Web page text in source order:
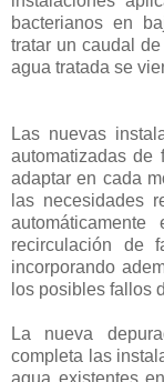
bacterianos en
tratar un caudal
agua tratada se
Las nuevas
automatizadas de
adaptar en cada
las necesidades
recirculación de
incorporando
los posibles fallos
La nueva
completa las